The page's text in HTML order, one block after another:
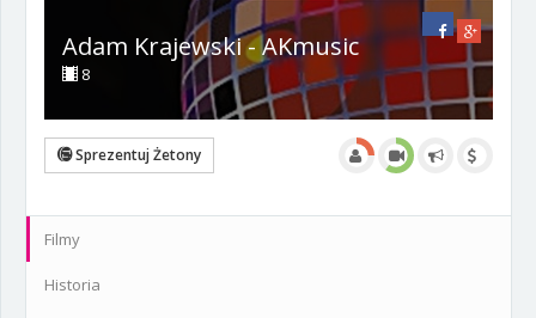
Adam Krajewski - AKmusic
8
Sprezentuj Żetony
Filmy
Historia